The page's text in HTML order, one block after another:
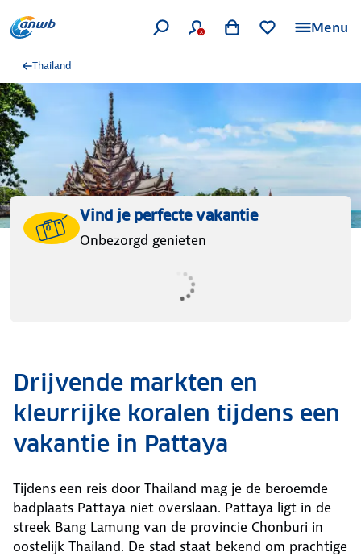
Menu
Thailand
Vind je perfecte vakantie
Onbezorgd genieten
Drijvende markten en
kleurrijke koralen tijdens een
vakantie in Pattaya
Tijdens een reis door Thailand mag je de beroemde
badplaats Pattaya niet overslaan. Pattaya ligt in de
streek Bang Lamung van de provincie Chonburi in
oostelijk Thailand. De stad staat bekend om prachtige